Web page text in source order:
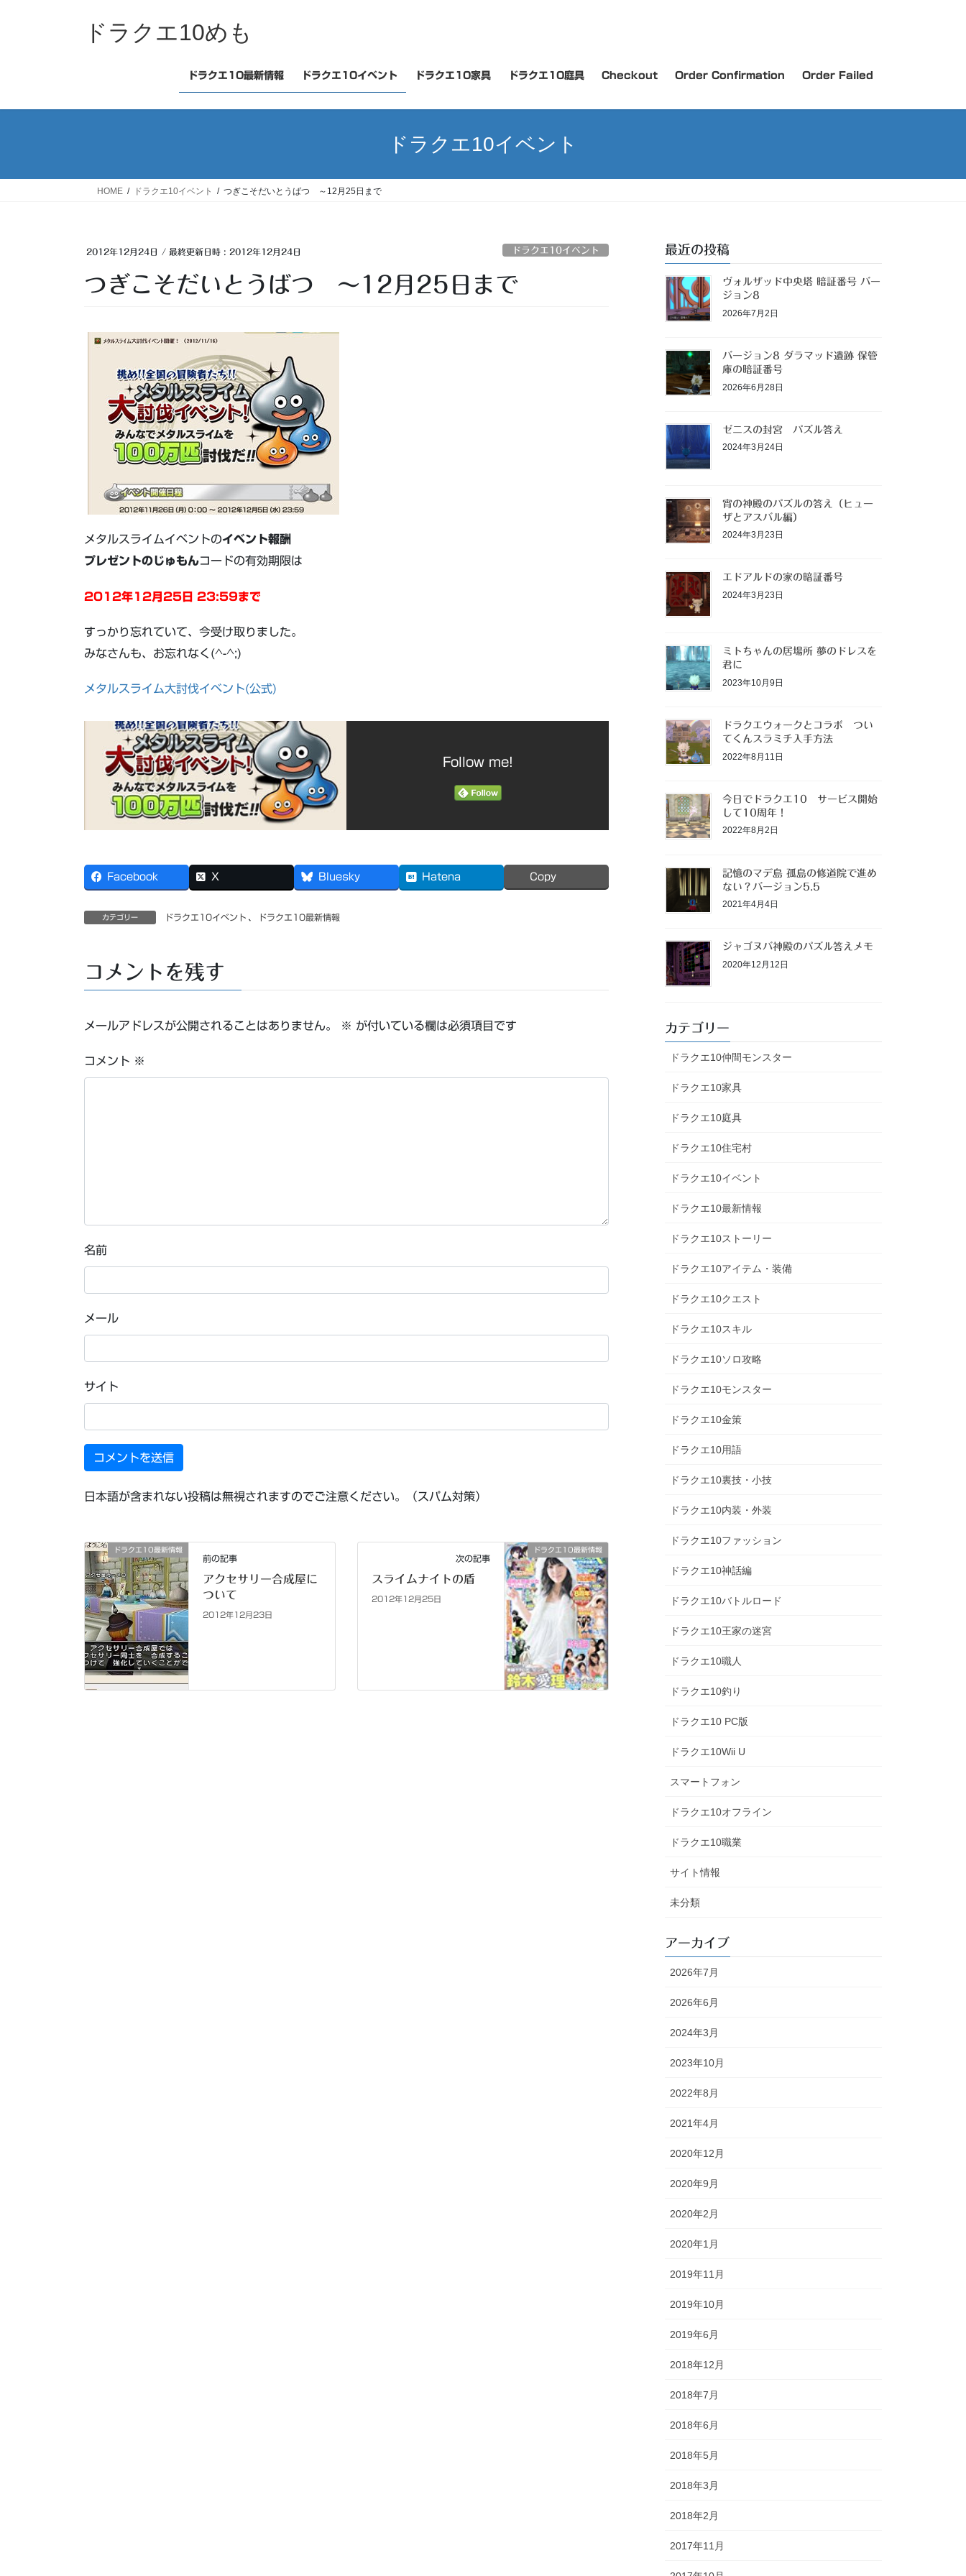
ス
ン
ドラクエ10めも
ドラクエ10最新情報 ドラクエ10イベント ドラクエ10家具 ドラクエ10庭具 Checkout Order Confirmation Order Failed
ドラクエ10イベント
HOME ドラクエ10イベント つぎこそだいとうばつ ～12月25日まで
2012年12月24日 / 最終更新日時 : 2012年12月24日 ドラクエ10イベント
つぎこそだいとうばつ ～12月25日まで
メタルスライムイベントのイベント報酬
プレゼントのじゅもんコードの有効期限は
2012年12月25日 23:59まで
すっかり忘れていて、今受け取りました。
みなさんも、お忘れなく(^-^;)
メタルスライム大討伐イベント(公式)
Follow me!
Facebook X Bluesky Hatena Copy
カテゴリー ドラクエ10イベント 、 ドラクエ10最新情報
コメントを残す
メールアドレスが公開されることはありません。 ※ が付いている欄は必須項目です
コメント ※
名前
メール
サイト
日本語が含まれない投稿は無視されますのでご注意ください。（スパム対策）
ドラクエ10最新情報
前の記事
アクセサリー合成屋に
ついて
2012年12月23日
ドラクエ10最新情報
次の記事
スライムナイトの盾
2012年12月25日
最近の投稿
ヴォルザッド中央塔 暗証番号 バー
ジョン8
2026年7月2日
バージョン8 ダラマッド遺跡 保管
庫の暗証番号
2026年6月28日
ゼニスの封宮 パズル答え
2024年3月24日
宵の神殿のパズルの答え（ヒュー
ザとアスバル編）
2024年3月23日
エドアルドの家の暗証番号
2024年3月23日
ミトちゃんの居場所 夢のドレスを
君に
2023年10月9日
ドラクエウォークとコラボ つい
てくんスラミチ入手方法
2022年8月11日
今日でドラクエ10 サービス開始
して10周年！
2022年8月2日
記憶のマデ島 孤島の修道院で進め
ない？バージョン5.5
2021年4月4日
ジャゴヌバ神殿のパズル答えメモ
2020年12月12日
カテゴリー
ドラクエ10仲間モンスター
ドラクエ10家具
ドラクエ10庭具
ドラクエ10住宅村
ドラクエ10イベント
ドラクエ10最新情報
ドラクエ10ストーリー
ドラクエ10アイテム・装備
ドラクエ10クエスト
ドラクエ10スキル
ドラクエ10ソロ攻略
ドラクエ10モンスター
ドラクエ10金策
ドラクエ10用語
ドラクエ10裏技・小技
ドラクエ10内装・外装
ドラクエ10ファッション
ドラクエ10神話編
ドラクエ10バトルロード
ドラクエ10王家の迷宮
ドラクエ10職人
ドラクエ10釣り
ドラクエ10 PC版
ドラクエ10Wii U
スマートフォン
ドラクエ10オフライン
ドラクエ10職業
サイト情報
未分類
アーカイブ
2026年7月
2026年6月
2024年3月
2023年10月
2022年8月
2021年4月
2020年12月
2020年9月
2020年2月
2020年1月
2019年11月
2019年10月
2019年6月
2018年12月
2018年7月
2018年6月
2018年5月
2018年3月
2018年2月
2017年11月